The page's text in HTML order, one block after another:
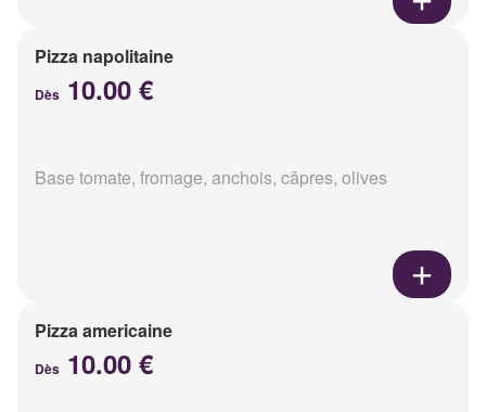
Pizza napolitaine
Dès 10.00 €
Base tomate, fromage, anchois, câpres, olives
Pizza americaine
Dès 10.00 €